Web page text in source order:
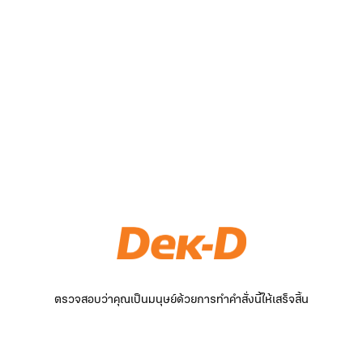
ตรวจสอบว่าคุณเป็นมนุษย์ด้วยการทำคำสั่งนี้ให้เสร็จสิ้น